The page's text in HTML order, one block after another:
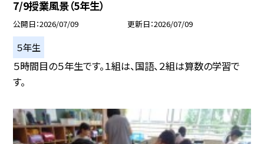
7/9授業風景（5年生）
公開日 2026/07/09 更新日 2026/07/09
５年生
５時間目の５年生です。１組は、国語、２組は算数の学習で
す。